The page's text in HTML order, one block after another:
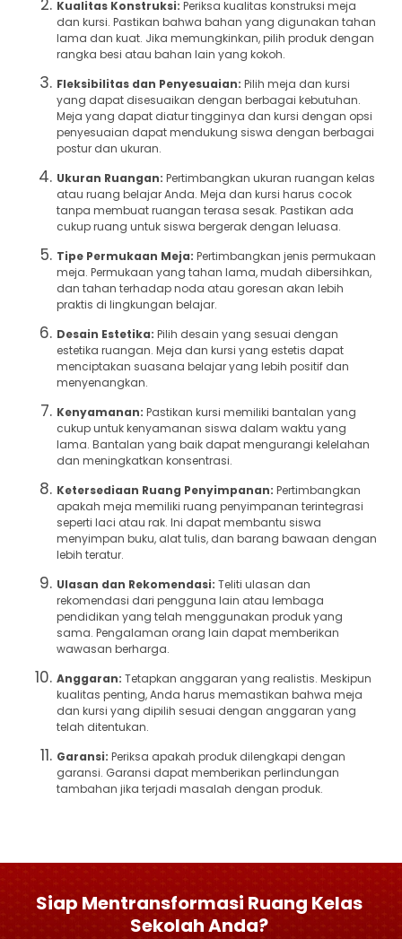
Kualitas Konstruksi: Periksa kualitas konstruksi meja
dan kursi. Pastikan bahwa bahan yang digunakan tahan
lama dan kuat. Jika memungkinkan, pilih produk dengan
rangka besi atau bahan lain yang kokoh.
Fleksibilitas dan Penyesuaian: Pilih meja dan kursi
yang dapat disesuaikan dengan berbagai kebutuhan.
Meja yang dapat diatur tingginya dan kursi dengan opsi
penyesuaian dapat mendukung siswa dengan berbagai
postur dan ukuran.
Ukuran Ruangan: Pertimbangkan ukuran ruangan kelas
atau ruang belajar Anda. Meja dan kursi harus cocok
tanpa membuat ruangan terasa sesak. Pastikan ada
cukup ruang untuk siswa bergerak dengan leluasa.
Tipe Permukaan Meja: Pertimbangkan jenis permukaan
meja. Permukaan yang tahan lama, mudah dibersihkan,
dan tahan terhadap noda atau goresan akan lebih
praktis di lingkungan belajar.
Desain Estetika: Pilih desain yang sesuai dengan
estetika ruangan. Meja dan kursi yang estetis dapat
menciptakan suasana belajar yang lebih positif dan
menyenangkan.
Kenyamanan: Pastikan kursi memiliki bantalan yang
cukup untuk kenyamanan siswa dalam waktu yang
lama. Bantalan yang baik dapat mengurangi kelelahan
dan meningkatkan konsentrasi.
Ketersediaan Ruang Penyimpanan: Pertimbangkan
apakah meja memiliki ruang penyimpanan terintegrasi
seperti laci atau rak. Ini dapat membantu siswa
menyimpan buku, alat tulis, dan barang bawaan dengan
lebih teratur.
Ulasan dan Rekomendasi: Teliti ulasan dan
rekomendasi dari pengguna lain atau lembaga
pendidikan yang telah menggunakan produk yang
sama. Pengalaman orang lain dapat memberikan
wawasan berharga.
Anggaran: Tetapkan anggaran yang realistis. Meskipun
kualitas penting, Anda harus memastikan bahwa meja
dan kursi yang dipilih sesuai dengan anggaran yang
telah ditentukan.
Garansi: Periksa apakah produk dilengkapi dengan
garansi. Garansi dapat memberikan perlindungan
tambahan jika terjadi masalah dengan produk.
Siap Mentransformasi Ruang Kelas
Sekolah Anda?